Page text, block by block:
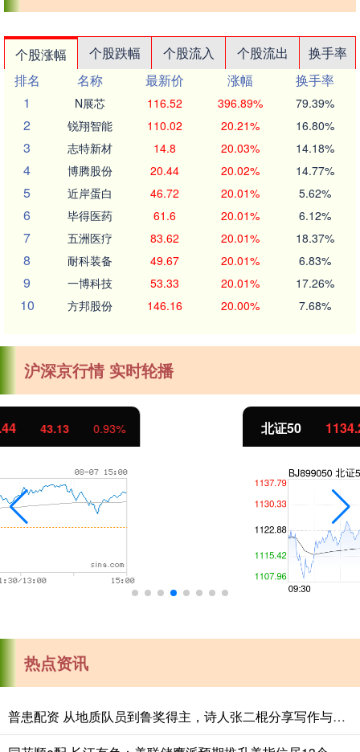
个股涨幅 个股跌幅 个股流入 个股流出
换手率
排名
名称 最新价 涨幅
换手率
1
N展芯 116.52 396.89% 79.39%
2 锐翔智能 110.02 20.21% 16.80%
3 志特新材 14.8 20.03% 14.18%
4 博腾股份 20.44 20.02% 14.77%
5 近岸蛋白 46.72 20.01% 5.62%
6 毕得医药 61.6 20.01% 6.12%
7 五洲医疗 83.62 20.01% 18.37%
8 耐科装备 49.67 20.01% 6.83%
9 一博科技 53.33 20.01% 17.26%
10 方邦股份 146.16 20.00% 7.68%
沪深京行情 实时轮播
北证50 1.01%
热点资讯
普患配资 从地质队员到鲁奖得主，诗人张二棍分享写作与人生：“因为苍天在上，我愿埋首人间”